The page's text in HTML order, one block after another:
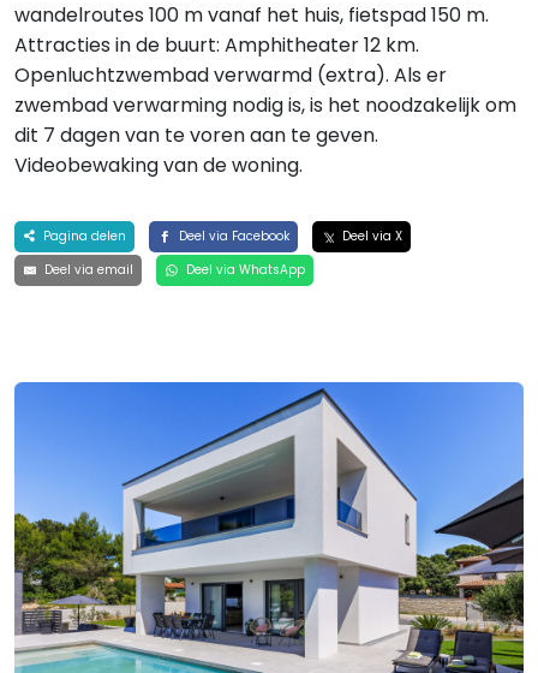
wandelroutes 100 m vanaf het huis, fietspad 150 m.
Attracties in de buurt: Amphitheater 12 km.
Openluchtzwembad verwarmd (extra). Als er
zwembad verwarming nodig is, is het noodzakelijk om
dit 7 dagen van te voren aan te geven.
Videobewaking van de woning.
Pagina delen Deel via Facebook
Deel via X
Deel via email
Deel via WhatsApp